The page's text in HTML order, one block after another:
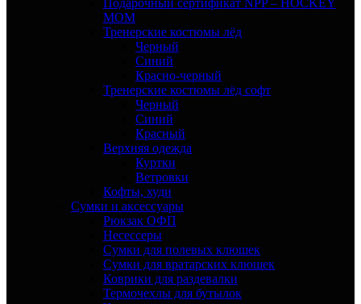
Подарочный сертификат NPP – HOCKEY
MOM
Тренерские костюмы лёд
Черный
Синий
Красно-черный
Тренерские костюмы лёд софт
Черный
Синий
Красный
Верхняя одежда
Куртки
Ветровки
Кофты, худи
Сумки и аксессуары
Рюкзак ОФП
Несессеры
Сумки для полевых клюшек
Сумки для вратарских клюшек
Коврики для раздевалки
Термочехлы для бутылок